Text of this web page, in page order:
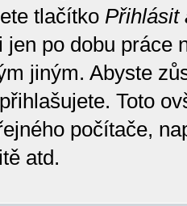
tlačítko Přihlásit
jen po dobu práce
jiným. Abyste
Toto
počítače,
atd.